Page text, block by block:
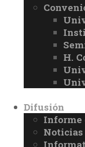
H.
Difusión
Informe
Noticias